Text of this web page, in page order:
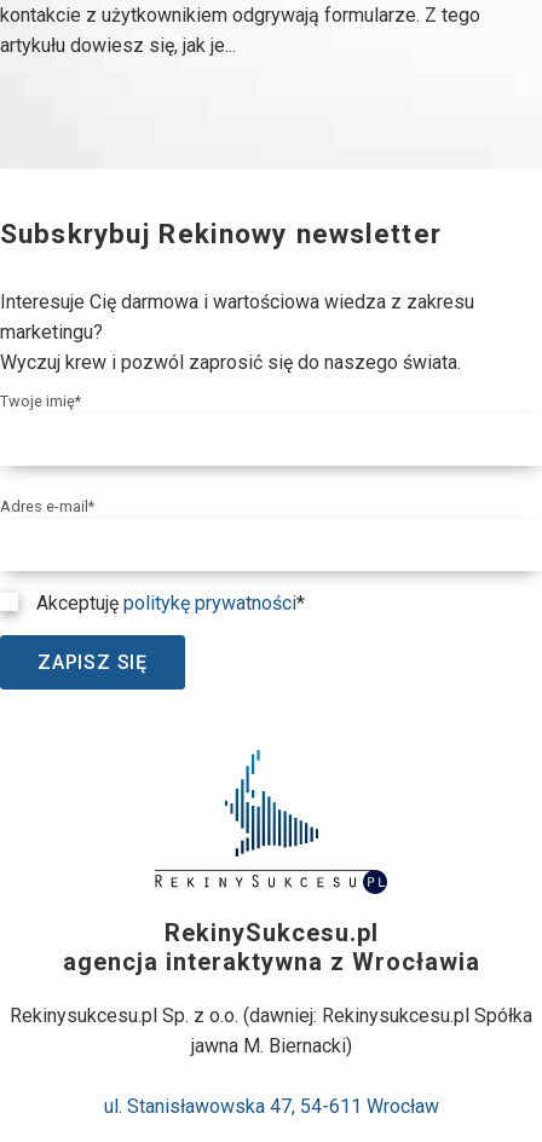
kontakcie z użytkownikiem odgrywają formularze. Z tego
artykułu dowiesz się, jak je...
Subskrybuj Rekinowy newsletter
Interesuje Cię darmowa i wartościowa wiedza z zakresu
marketingu?
Wyczuj krew i pozwól zaprosić się do naszego świata.
Twoje imię*
Adres e-mail*
Akceptuję politykę prywatności*
ZAPISZ SIĘ
RekinySukcesu.pl
agencja interaktywna z Wrocławia
Rekinysukcesu.pl Sp. z o.o. (dawniej: Rekinysukcesu.pl Spółka
jawna M. Biernacki)
ul. Stanisławowska 47, 54-611 Wrocław